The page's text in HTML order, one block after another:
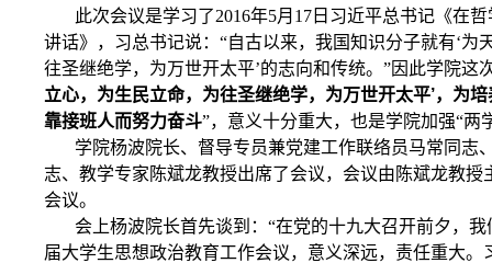
此次会议是学习了2016年5月17日习近平总书记《在
讲话》，习总书记说：“自古以来，我国知识分子就有‘为
往圣继绝学，为万世开太平’的志向和传统。”因此学院这
立心，为生民立命，为往圣继绝学，为万世开太平’，为
靠接班人而努力奋斗”，意义十分重大，也是学院加强“两
学院杨波院长、督导专员兼党建工作联络员马常同志
志、教学专家陈斌龙教授出席了会议，会议由陈斌龙教授
会议。
会上杨波院长首先谈到：“在党的十九大召开前夕，
届大学生思想政治教育工作会议，意义深远，责任重大。